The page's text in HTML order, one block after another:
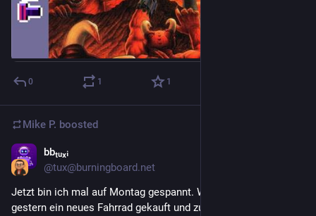
0 1 1
Mike P. boosted
bbₜᵤₓᵢ
@tux@burningboard.net
Jetzt bin ich mal auf Montag gespannt. Wir haben der Tochter
gestern ein neues Fahrrad gekauft und zu Hause einen ganz